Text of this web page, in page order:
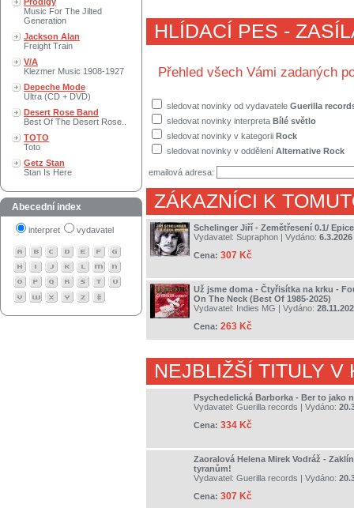
Music For The Jilted
Generation
Jackson Alan
Freight Train
V/A
Klezmer Music 1908-1927
Depeche Mode
Ultra (CD + DVD)
Desert Rose Band
Best Of The Desert Rose..
TOTO
Toto
Getz Stan
Stan Is Here
Abecední index
interpret vydavatel
HLÍDACÍ PES -
Přehled všech Vámi zadaných
sledovat novinky od vydavatele Guerilla
sledovat novinky interpreta Bílé světlo
sledovat novinky v kategorii Rock
sledovat novinky v oddělení Alternative Rock
emailová adresa:
ZÁKAZNÍCI K
Schelinger Jiří - Zemětřesení 0.1/
Vydavatel: Supraphon | Vydáno: 6.3.2026
Cena: 307 Kč
Už jsme doma - Čtyřisítka na krku -
On The Neck (Best Of 1985-2025)
Vydavatel: Indies MG | Vydáno:
Cena: 263 Kč
NEJBLIŽŠÍ TITULY V
Psychedelická Barborka - Ber to jako
Vydavatel: Guerilla records | Vydáno:
Cena: 334 Kč
Zaoralová Helena Mirek Vodráž -
tyranům!
Vydavatel: Guerilla records | Vydáno:
Cena: 307 Kč